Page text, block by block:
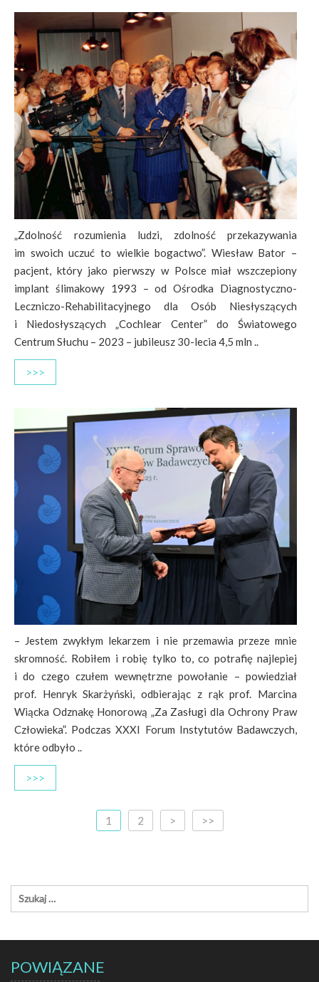
„Zdolność rozumienia ludzi, zdolność przekazywania
im swoich uczuć to wielkie bogactwo”. Wiesław Bator –
pacjent, który jako pierwszy w Polsce miał wszczepiony
implant ślimakowy 1993 – od Ośrodka Diagnostyczno-
Leczniczo-Rehabilitacyjnego dla Osób Niesłyszących
i Niedosłyszących „Cochlear Center” do Światowego
Centrum Słuchu – 2023 – jubileusz 30-lecia 4,5 mln ..
>>>
– Jestem zwykłym lekarzem i nie przemawia przeze mnie
skromność. Robiłem i robię tylko to, co potrafię najlepiej
i do czego czułem wewnętrzne powołanie – powiedział
prof. Henryk Skarżyński, odbierając z rąk prof. Marcina
Wiącka Odznakę Honorową „Za Zasługi dla Ochrony Praw
Człowieka”. Podczas XXXI Forum Instytutów Badawczych,
które odbyło ..
>>>
1 2 > >>
POWIĄZANE